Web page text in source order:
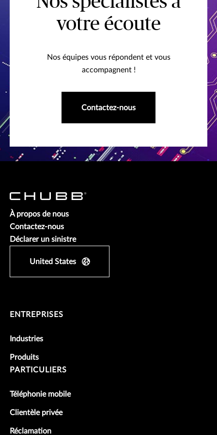
votre écoute
Nos équipes vous répondent et vous
accompagnent !
Contactez-nous
À propos de nous
Contactez-nous
Déclarer un sinistre
United States
ENTREPRISES
Industries
Produits
PARTICULIERS
Téléphonie mobile
Clientèle privée
Réclamation